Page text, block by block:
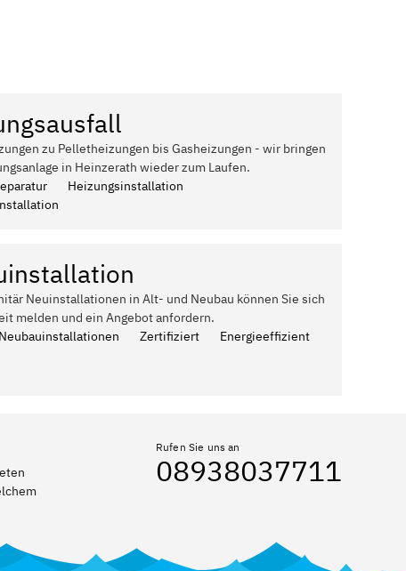
zu Pelletheizungen bis Gasheizungen - wir bringen
in Heinzerath wieder zum Laufen.
Heizungsinstallation
Neuinstallationen in Alt- und Neubau können Sie sich
melden und ein Angebot anfordern.
Zertifiziert Energieeffizient
Rufen Sie uns an
08938037711